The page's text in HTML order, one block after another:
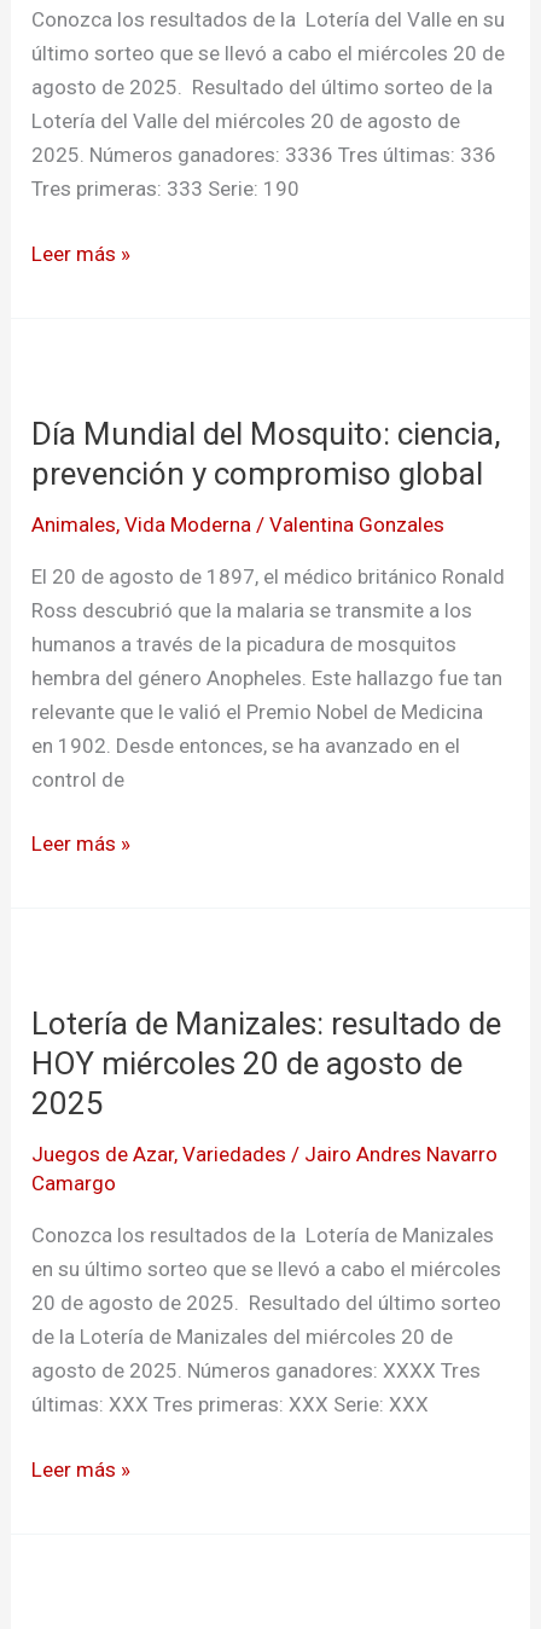
Conozca los resultados de la Lotería del Valle en su
último sorteo que se llevó a cabo el miércoles 20 de
agosto de 2025. Resultado del último sorteo de la
Lotería del Valle del miércoles 20 de agosto de
2025. Números ganadores: 3336 Tres últimas: 336
Tres primeras: 333 Serie: 190
20
de
agosto
de
2025
Leer más »
Día Mundial del Mosquito: ciencia,
prevención y compromiso global
Animales,Vida Moderna /Valentina Gonzales
El 20 de agosto de 1897, el médico británico Ronald
Ross descubrió que la malaria se transmite a los
humanos a través de la picadura de mosquitos
hembra del género Anopheles. Este hallazgo fue tan
relevante que le valió el Premio Nobel de Medicina
en 1902. Desde entonces, se ha avanzado en el
control de
del
Mosquito:
prevención
y
compromiso
global
Leer más »
Lotería de Manizales: resultado de
HOY miércoles 20 de agosto de
2025
Juegos de Azar,Variedades / Jairo Andres Navarro
Camargo
Conozca los resultados de la Lotería de Manizales
en su último sorteo que se llevó a cabo el miércoles
20 de agosto de 2025. Resultado del último sorteo
de la Lotería de Manizales del miércoles 20 de
agosto de 2025. Números ganadores: XXXX Tres
últimas: XXX Tres primeras: XXX Serie: XXX
Manizales:
resultado
de
miércoles
20
de
agosto
de
2025
Leer más »